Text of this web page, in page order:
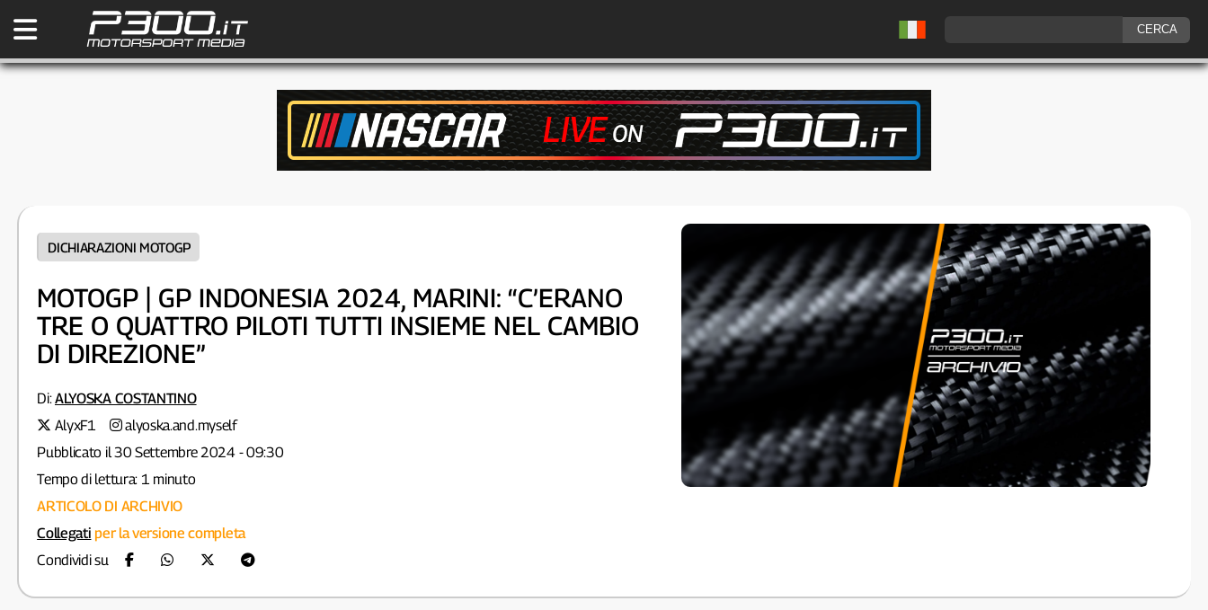
DICHIARAZIONI MOTOGP
MOTOGP | GP INDONESIA 2024, MARINI: “C’ERANO
TRE O QUATTRO PILOTI TUTTI INSIEME NEL CAMBIO
DI DIREZIONE”
Di:ALYOSKA COSTANTINO
AlyxF1
alyoska.and.myself
Pubblicato il 30 Settembre 2024 - 09:30
Tempo di lettura: 1 minuto
ARTICOLO DI ARCHIVIO
Collegati per la versione completa
Condividi su